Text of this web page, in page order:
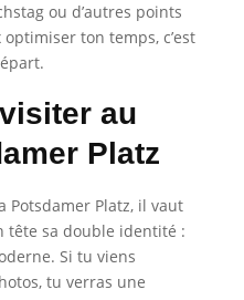
ou d’autres points
ton temps, c’est
au
Platz
Potsdamer Platz, il vaut
tête sa double identité :
Si tu viens
tu verras une